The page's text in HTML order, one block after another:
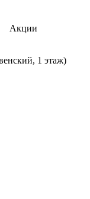
Акции
1 этаж)